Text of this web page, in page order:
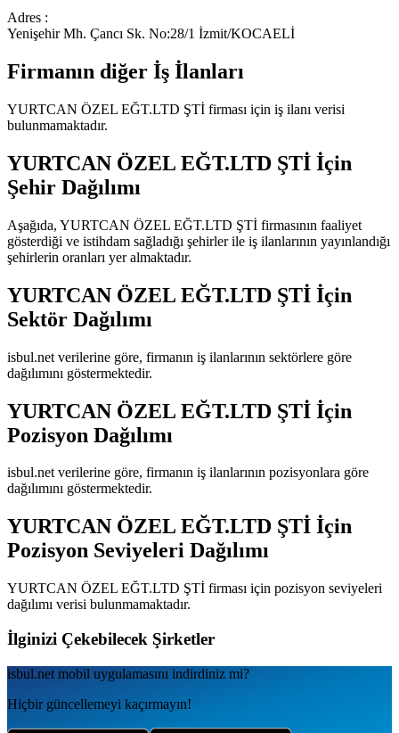
Adres :
Yenişehir Mh. Çancı Sk. No:28/1 İzmit/KOCAELİ
Firmanın diğer İş İlanları
YURTCAN ÖZEL EĞT.LTD ŞTİ firması için iş ilanı verisi
bulunmamaktadır.
YURTCAN ÖZEL EĞT.LTD ŞTİ İçin
Şehir Dağılımı
Aşağıda, YURTCAN ÖZEL EĞT.LTD ŞTİ firmasının faaliyet
gösterdiği ve istihdam sağladığı şehirler ile iş ilanlarının yayınlandığı
şehirlerin oranları yer almaktadır.
YURTCAN ÖZEL EĞT.LTD ŞTİ İçin
Sektör Dağılımı
isbul.net verilerine göre, firmanın iş ilanlarının sektörlere göre
dağılımını göstermektedir.
YURTCAN ÖZEL EĞT.LTD ŞTİ İçin
Pozisyon Dağılımı
isbul.net verilerine göre, firmanın iş ilanlarının pozisyonlara göre
dağılımını göstermektedir.
YURTCAN ÖZEL EĞT.LTD ŞTİ İçin
Pozisyon Seviyeleri Dağılımı
YURTCAN ÖZEL EĞT.LTD ŞTİ firması için pozisyon seviyeleri
dağılımı verisi bulunmamaktadır.
İlginizi Çekebilecek Şirketler
isbul.net mobil uygulamаsını indirdiniz mi?
Hiçbir güncellemeyi kaçırmayın!